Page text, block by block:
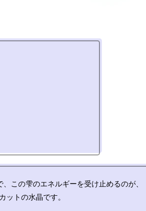
この雫のエネルギーを受け止めるのが、
ットの水晶です。